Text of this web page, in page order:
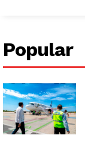
Popular